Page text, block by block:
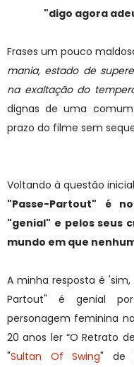
"digo agora
Frases um pouco
mania, estado de
na exaltação do
dignas de uma
prazo do filme sem
Voltando à questão
"Passe-Partout" é
"genial" e pelos seus
mundo em que
A minha resposta é
Partout" é genial
personagem feminina
20 anos ler “O Retrato
"Sultan Of Swing" de